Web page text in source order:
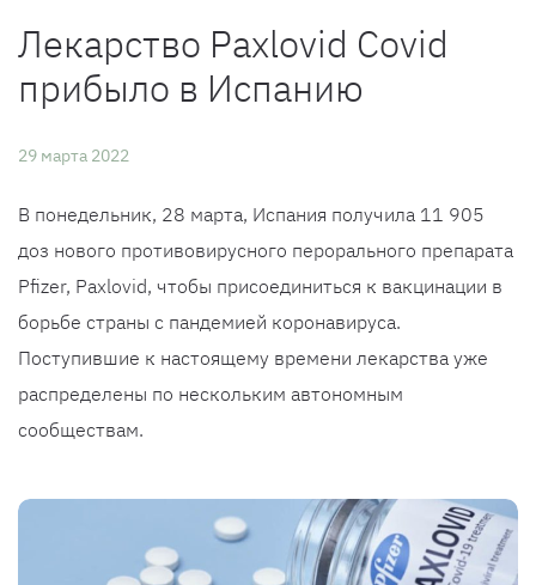
Лекарство Paxlovid Covid
прибыло в Испанию
29 марта 2022
В понедельник, 28 марта, Испания получила 11 905
доз нового противовирусного перорального препарата
Pfizer, Paxlovid, чтобы присоединиться к вакцинации в
борьбе страны с пандемией коронавируса.
Поступившие к настоящему времени лекарства уже
распределены по нескольким автономным
сообществам.